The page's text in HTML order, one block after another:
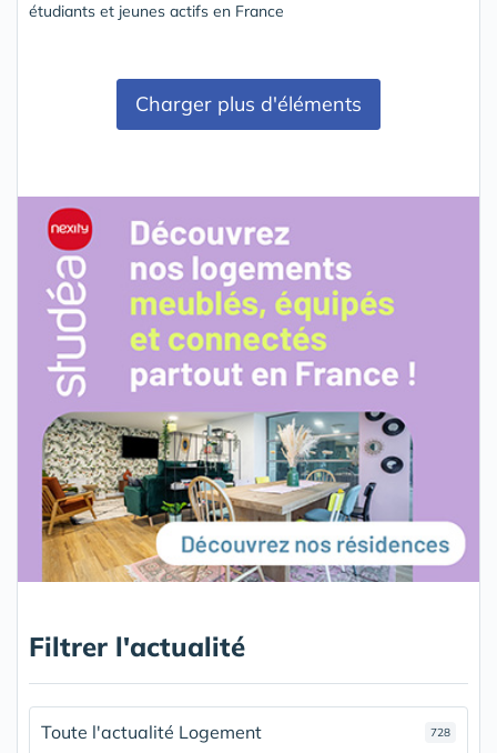
étudiants et jeunes actifs en France
Charger plus d'éléments
Filtrer l'actualité
Toute l'actualité Logement 728